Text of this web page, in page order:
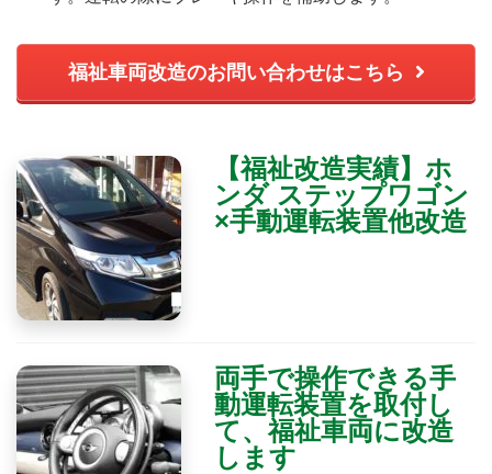
福祉車両改造のお問い合わせはこちら
【福祉改造実績】ホ
ンダ ステップワゴン
×手動運転装置他改造
両手で操作できる手
動運転装置を取付し
て、福祉車両に改造
します